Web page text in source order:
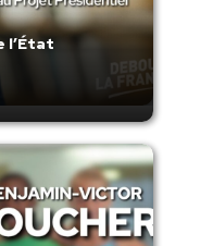
l’État